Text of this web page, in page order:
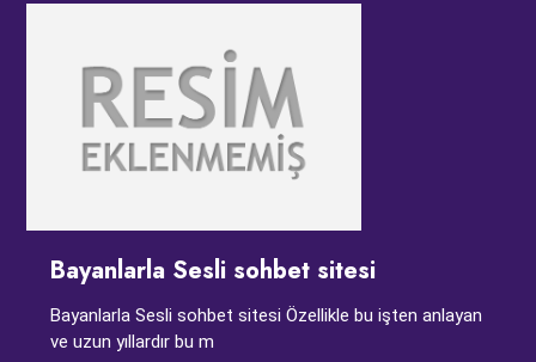
Bayanlarla Sesli sohbet sitesi
Bayanlarla Sesli sohbet sitesi Özellikle bu işten anlayan
ve uzun yıllardır bu m